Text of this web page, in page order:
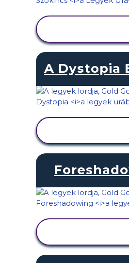
A Dystopia